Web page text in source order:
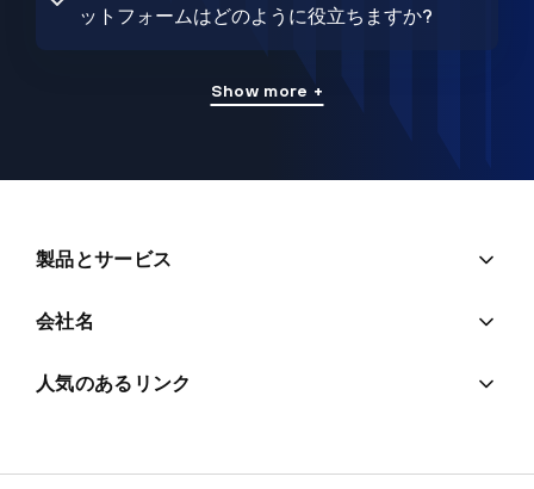
ットフォームはどのように役立ちますか?
Show more +
製品とサービス
会社名
人気のあるリンク